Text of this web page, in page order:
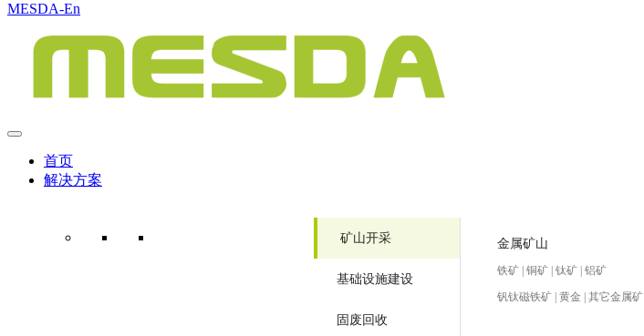
MESDA-En
首页
解决方案
矿山开采
基础设施建设
固废回收
金属矿山
铁矿 | 铜矿 | 钛矿 | 铝矿
钒钛磁铁矿 | 黄金 | 其它金属矿